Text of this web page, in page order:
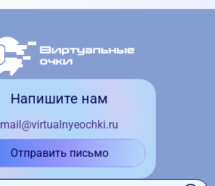
Напишите нам
mail@virtualnyeochki.ru
Отправить письмо